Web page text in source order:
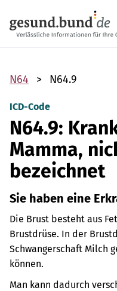
N64 N64.9
ICD-Code
N64.9:
Mamma,
bezeichnet
Sie haben eine
Die Brust besteht aus
Brustdrüse. In der
Schwangerschaft Milch
können.
Man kann dadurch